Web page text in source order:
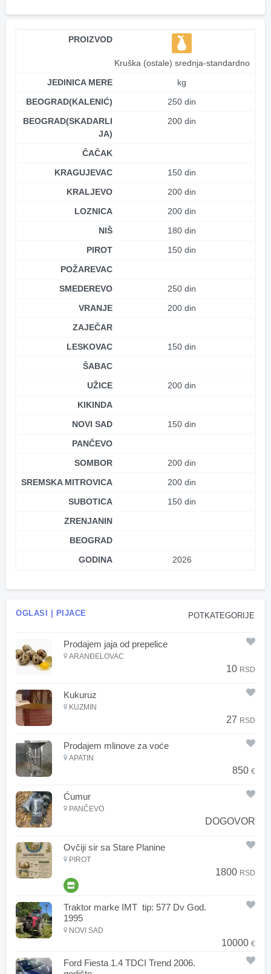
PROIZVOD
Kruška (ostale) srednja-standardno
JEDINICA MERE
kg
BEOGRAD(KALENIĆ)
250 din
BEOGRAD(SKADARLI
JA)
200 din
ČAČAK
KRAGUJEVAC
150 din
KRALJEVO
200 din
LOZNICA
200 din
NIŠ
180 din
PIROT
150 din
POŽAREVAC
SMEDEREVO
250 din
VRANJE
200 din
ZAJEČAR
LESKOVAC
150 din
ŠABAC
UŽICE
200 din
KIKINDA
NOVI SAD
150 din
PANČEVO
SOMBOR
200 din
SREMSKA MITROVICA
200 din
SUBOTICA
150 din
ZRENJANIN
BEOGRAD
GODINA
2026
POTKATEGORIJE
OGLASI | PIJACE
Prodajem jaja od prepelice
ARANĐELOVAC
10 RSD
Kukuruz
KUZMIN
27 RSD
Prodajem mlinove za voće
APATIN
850 €
Ćumur
PANČEVO
DOGOVOR
Ovčiji sir sa Stare Planine
PIROT
1800 RSD
Traktor marke IMT tip: 577 Dv God.
1995
NOVI SAD
10000 €
Ford Fiesta 1.4 TDCI Trend 2006.